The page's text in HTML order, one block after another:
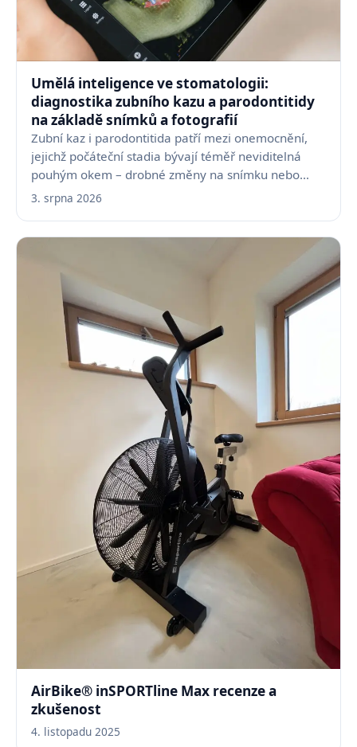
Umělá inteligence ve stomatologii:
diagnostika zubního kazu a parodontitidy
na základě snímků a fotografií
Zubní kaz i parodontitida patří mezi onemocnění,
jejichž počáteční stadia bývají téměř neviditelná
pouhým okem – drobné změny na snímku nebo
fotografii…
3. srpna 2026
AirBike® inSPORTline Max recenze a
zkušenost
4. listopadu 2025